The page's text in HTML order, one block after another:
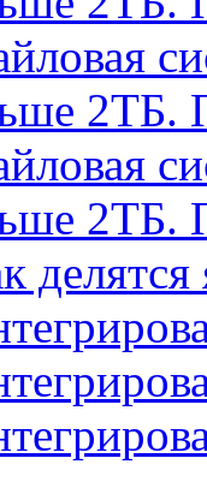
2ТБ.
2ТБ.
делятся